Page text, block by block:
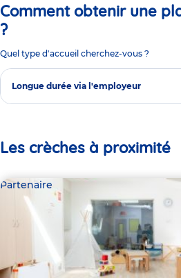
Comment obtenir une
?
Quel type d'accueil cherchez-vous ?
Longue durée via l'employeur
Les crèches à proximité
Partenaire